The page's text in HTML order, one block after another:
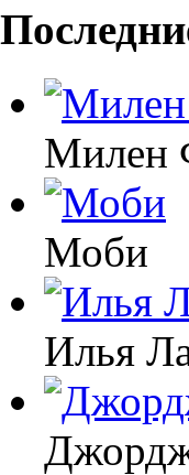
Милен
Моби
Илья